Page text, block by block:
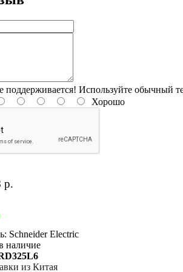
поддерживается! Используйте обычный
Хорошо
р.
Schneider Electric
наличие
из Китая